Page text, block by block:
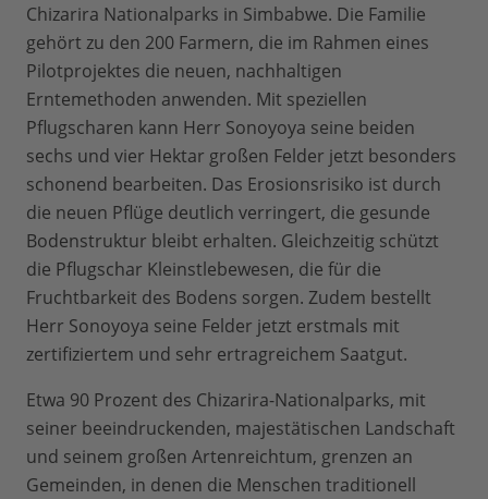
Chizarira Nationalparks in Simbabwe. Die Familie
gehört zu den 200 Farmern, die im Rahmen eines
Pilotprojektes die neuen, nachhaltigen
Erntemethoden anwenden. Mit speziellen
Pflugscharen kann Herr Sonoyoya seine beiden
sechs und vier Hektar großen Felder jetzt besonders
schonend bearbeiten. Das Erosionsrisiko ist durch
die neuen Pflüge deutlich verringert, die gesunde
Bodenstruktur bleibt erhalten. Gleichzeitig schützt
die Pflugschar Kleinstlebewesen, die für die
Fruchtbarkeit des Bodens sorgen. Zudem bestellt
Herr Sonoyoya seine Felder jetzt erstmals mit
zertifiziertem und sehr ertragreichem Saatgut.
Etwa 90 Prozent des Chizarira-Nationalparks, mit
seiner beeindruckenden, majestätischen Landschaft
und seinem großen Artenreichtum, grenzen an
Gemeinden, in denen die Menschen traditionell